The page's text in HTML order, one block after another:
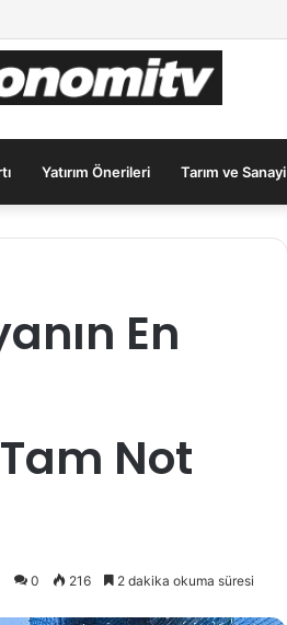
Yatırım Önerileri Tarım ve Sanayi
En
Not
0 216 2 dakika okuma süresi